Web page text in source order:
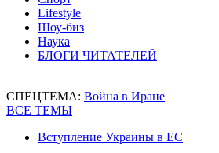
Lifestyle
Шоу-биз
Наука
БЛОГИ ЧИТАТЕЛЕЙ
СПЕЦТЕМА: Война в Иране
ВСЕ ТЕМЫ
Вступление Украины в ЕС